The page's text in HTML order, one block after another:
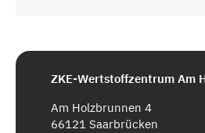
ZKE-Wertstoffzentrum Am
Am Holzbrunnen 4
66121 Saarbrücken